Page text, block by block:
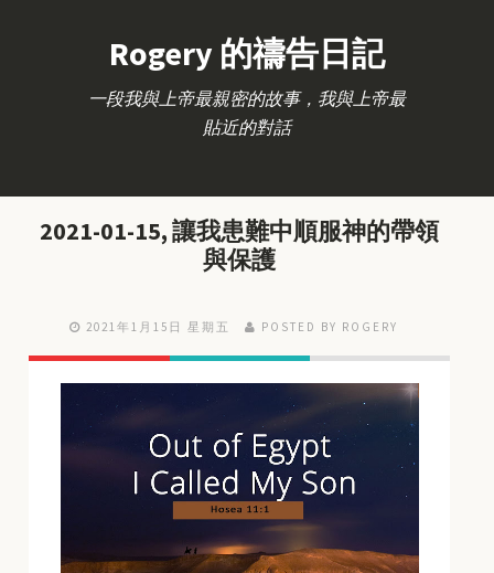
Rogery 的禱告日記
一段我與上帝最親密的故事，我與上帝最
貼近的對話
2021-01-15, 讓我患難中順服神的帶領
與保護
2021年1月15日 星期五 POSTED BY ROGERY